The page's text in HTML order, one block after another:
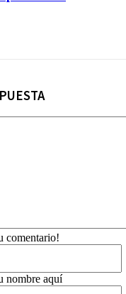
comentario!
nombre aquí